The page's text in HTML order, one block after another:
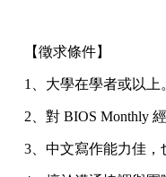
【徵求條件】
1、大學在學者或以上
2、對 BIOS Monthly
3、中文寫作能力佳，